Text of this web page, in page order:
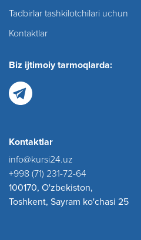
Tadbirlar tashkilotchilari uchun
Kontaktlar
Biz ijtimoiy tarmoqlarda:
Kontaktlar
info@kursi24.uz
+998 (71) 231-72-64
100170, O'zbekiston,
Toshkent, Sayram ko'chasi 25